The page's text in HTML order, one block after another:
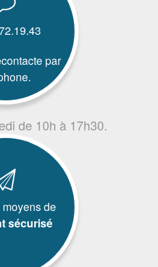
par
de 10h à 17h30.
de
sécurisé